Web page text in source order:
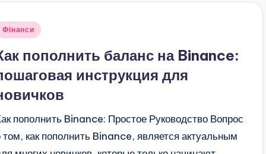
Фінанси
пополнить баланс на Binance:
инструкция для
пополнить Binance: Простое Руководство Вопрос
том, как пополнить Binance, является актуальным